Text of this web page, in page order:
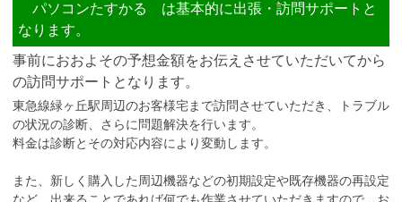
パソコンたすかる は基本的に出張・訪問サポートと
なります。
事前におおよその予想金額をお伝えさせていただいてから
の訪問サポートとなります。
東急線緑ヶ丘駅周辺のお客様宅まで訪問させていただき、トラブル
の状況の診断、さらに問題解決を行います。
料金は診断とその対応内容により変動します。
また、新しく購入した周辺機器などの初期設定や既存機器の再設定